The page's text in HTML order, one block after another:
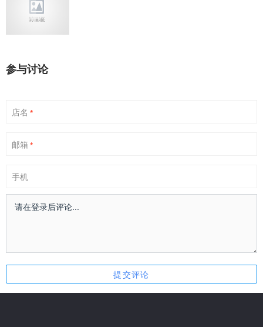
参与讨论
店名 *
邮箱 *
手机